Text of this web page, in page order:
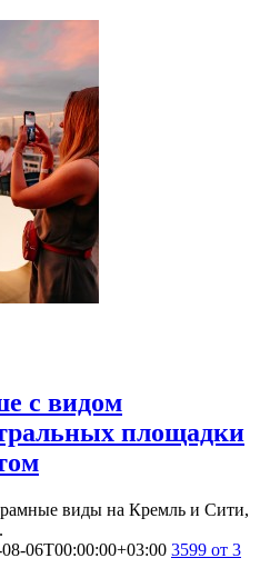
с видом
площадки
виды на Кремль и Сити,
06T00:00:00+03:00 3599 от 3